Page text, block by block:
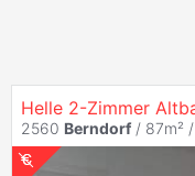
2560 Berndorf / 87m² /